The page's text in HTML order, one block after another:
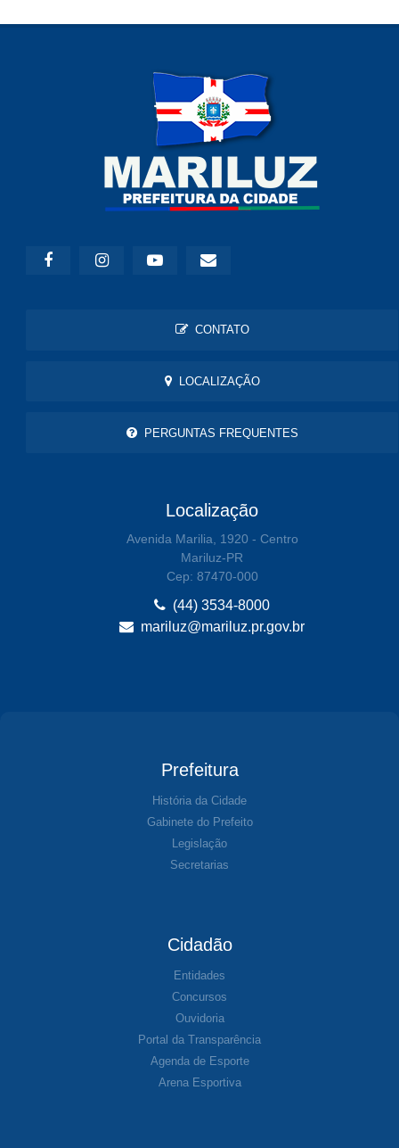
CONTATO
LOCALIZAÇÃO
PERGUNTAS FREQUENTES
Localização
Avenida Marilia, 1920 - Centro
Mariluz-PR
Cep: 87470-000
(44) 3534-8000
mariluz@mariluz.pr.gov.br
Prefeitura
História da Cidade
Gabinete do Prefeito
Legislação
Secretarias
Cidadão
Entidades
Concursos
Ouvidoria
Portal da Transparência
Agenda de Esporte
Arena Esportiva